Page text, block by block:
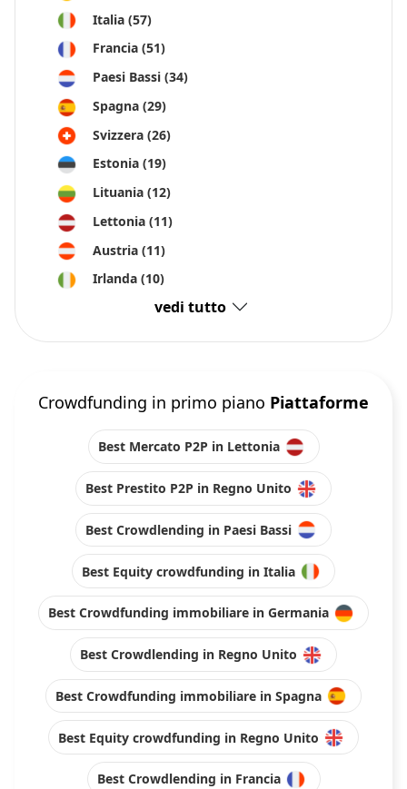
Italia (57)
Francia (51)
Paesi Bassi (34)
Spagna (29)
Svizzera (26)
Estonia (19)
Lituania (12)
Lettonia (11)
Austria (11)
Irlanda (10)
vedi tutto
Crowdfunding in primo piano Piattaforme
Best Mercato P2P in Lettonia
Best Prestito P2P in Regno Unito
Best Crowdlending in Paesi Bassi
Best Equity crowdfunding in Italia
Best Crowdfunding immobiliare in Germania
Best Crowdlending in Regno Unito
Best Crowdfunding immobiliare in Spagna
Best Equity crowdfunding in Regno Unito
Best Crowdlending in Francia